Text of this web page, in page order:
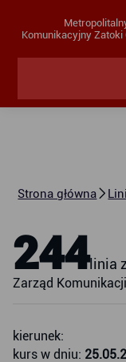
Komunikacyjny Zatoki
Strona główna
244linia
Zarząd
kierunek:
kurs w dniu: